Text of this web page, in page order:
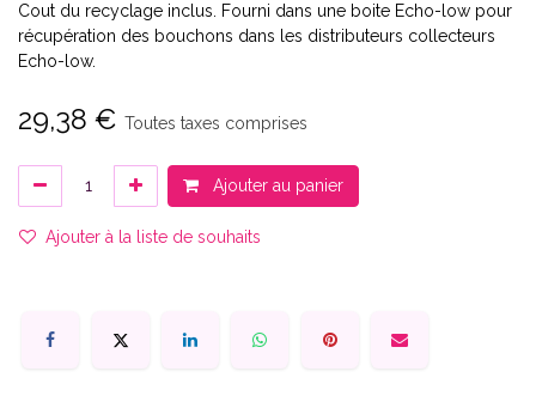
Cout du recyclage inclus. Fourni dans une boite Echo-low pour
récupération des bouchons dans les distributeurs collecteurs
Echo-low.
29,38 € Toutes taxes comprises
Ajouter au panier
Ajouter à la liste de souhaits